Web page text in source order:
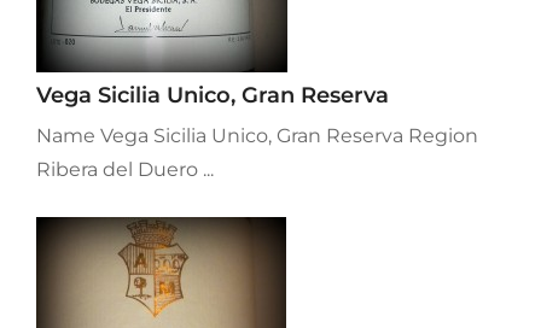
Vega Sicilia Unico, Gran Reserva
Name Vega Sicilia Unico, Gran Reserva Region
Ribera del Duero ...